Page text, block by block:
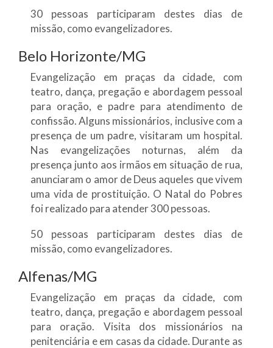
30 pessoas participaram destes dias de
missão, como evangelizadores.
Belo Horizonte/MG
Evangelização em praças da cidade, com
teatro, dança, pregação e abordagem pessoal
para oração, e padre para atendimento de
confissão. Alguns missionários, inclusive com a
presença de um padre, visitaram um hospital.
Nas evangelizações noturnas, além da
presença junto aos irmãos em situação de rua,
anunciaram o amor de Deus aqueles que vivem
uma vida de prostituição. O Natal do Pobres
foi realizado para atender 300 pessoas.
50 pessoas participaram destes dias de
missão, como evangelizadores.
Alfenas/MG
Evangelização em praças da cidade, com
teatro, dança, pregação e abordagem pessoal
para oração. Visita dos missionários na
penitenciária e em casas da cidade. Durante as